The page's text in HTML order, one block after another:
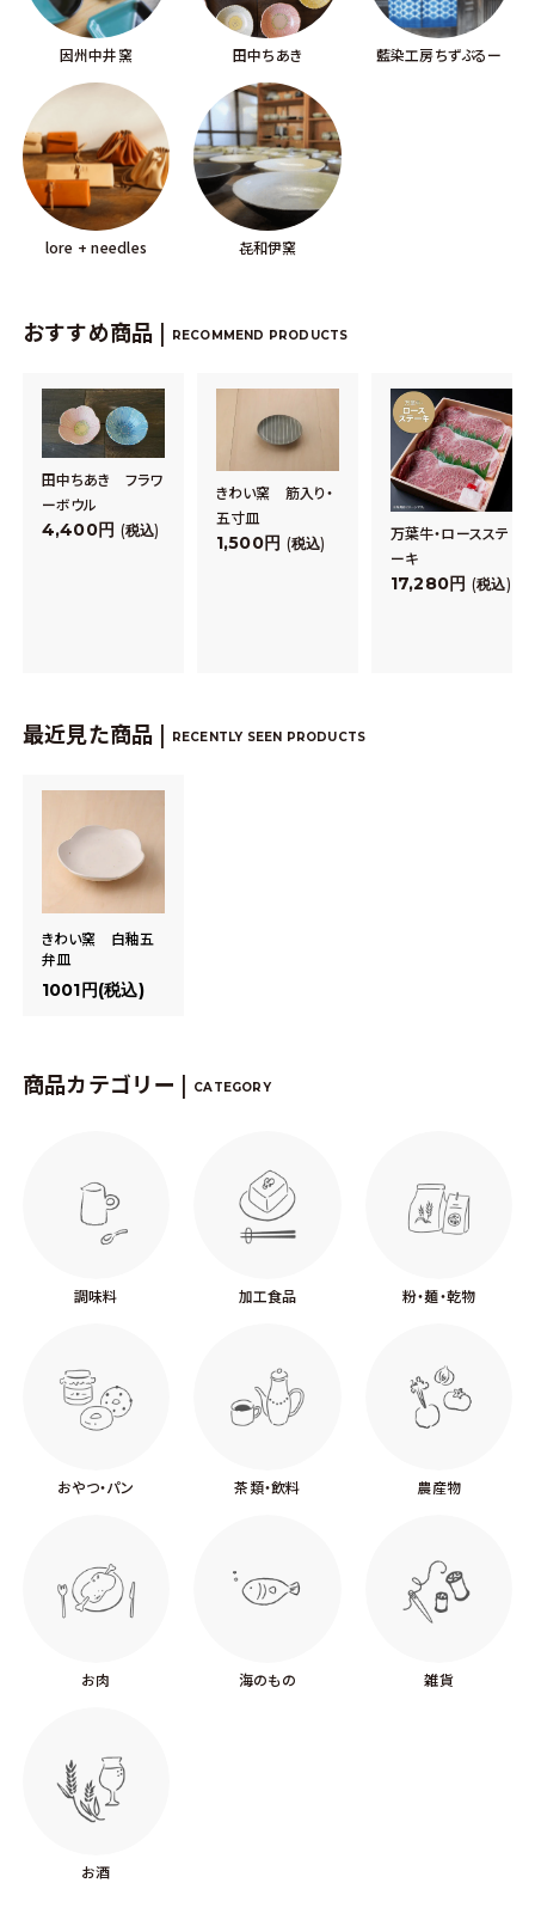
因州中井窯 田中ちあき 藍染工房ちずぶるー
lore + needles 㐂和伊窯
おすすめ商品 | RECOMMEND PRODUCTS
田中ちあき フラワ
ーボウル
4,400 税込
きわい窯 筋入り・
五寸皿
1,500 税込
万葉牛・ロースステ
ーキ
17,280 税込
最近見た商品 | RECENTLY SEEN PRODUCTS
きわい窯 白釉五
弁皿
1001円(税込)
商品カテゴリー | CATEGORY
調味料 加工食品 粉・麺・乾物
おやつ・パン 茶類・飲料 農産物
お肉 海のもの 雑貨
お酒